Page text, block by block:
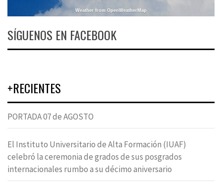
Weather from OpenWeatherMap
SÍGUENOS EN FACEBOOK
+RECIENTES
PORTADA 07 de AGOSTO
El Instituto Universitario de Alta Formación (IUAF)
celebró la ceremonia de grados de sus posgrados
internacionales rumbo a su décimo aniversario